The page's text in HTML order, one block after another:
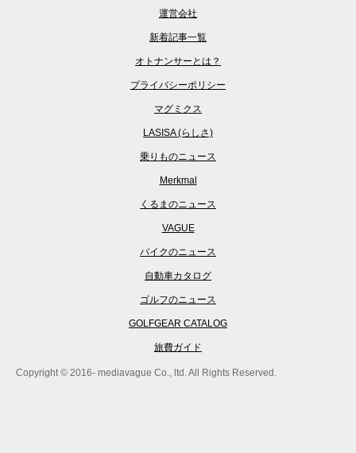
運営会社
新着記事一覧
オトナンサーとは？
プライバシーポリシー
マグミクス
LASISA (らしさ)
乗りものニュース
Merkmal
くるまのニュース
VAGUE
バイクのニュース
自動車カタログ
ゴルフのニュース
GOLFGEAR CATALOG
旅費ガイド
Copyright © 2016- mediavague Co., ltd. All Rights Reserved.